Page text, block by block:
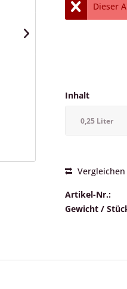
Dieser
Inhalt
0,25 Liter
Vergleichen
Artikel-Nr.:
Gewicht /